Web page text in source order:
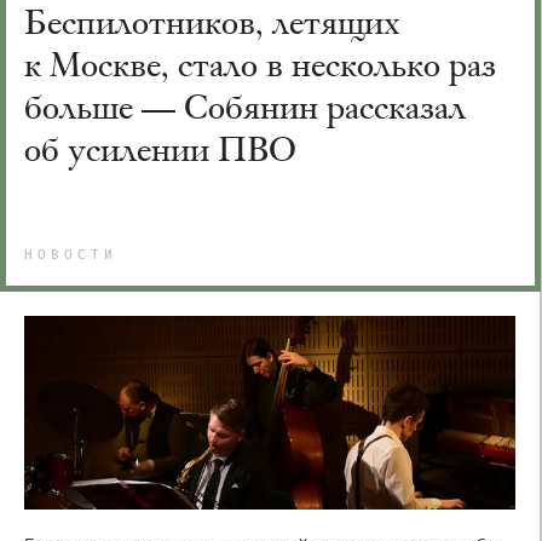
Беспилотников, летящих
к Москве, стало в несколько раз
больше — Собянин рассказал
об усилении ПВО
НОВОСТИ